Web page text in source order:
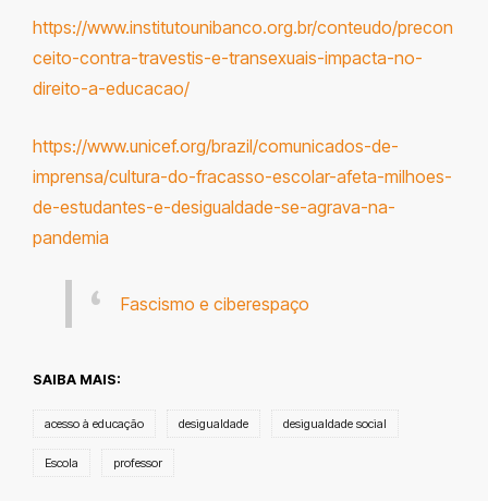
https://www.institutounibanco.org.br/conteudo/precon
ceito-contra-travestis-e-transexuais-impacta-no-
direito-a-educacao/
https://www.unicef.org/brazil/comunicados-de-
imprensa/cultura-do-fracasso-escolar-afeta-milhoes-
de-estudantes-e-desigualdade-se-agrava-na-
pandemia
Fascismo e ciberespaço
SAIBA MAIS:
acesso à educação desigualdade desigualdade social
Escola professor